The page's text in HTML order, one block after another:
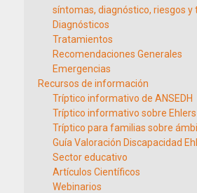
síntomas, diagnóstico, riesgos
Diagnósticos
Tratamientos
Recomendaciones Generales
Emergencias
Recursos de información
Tríptico informativo de ANSEDH
Tríptico informativo sobre
Tríptico para familias sobre
Guía Valoración Discapacidad
Sector educativo
Artículos Científicos
Webinarios